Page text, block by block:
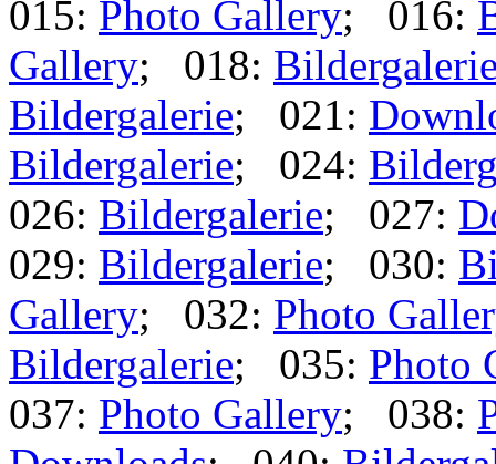
015: Photo Gallery; 016:
Gallery; 018:
Bildergalerie; 021:
Bildergalerie; 024:
026: Bildergalerie; 027:
029: Bildergalerie; 030:
Gallery; 032: Photo
Bildergalerie; 035: Photo
037: Photo Gallery; 038: